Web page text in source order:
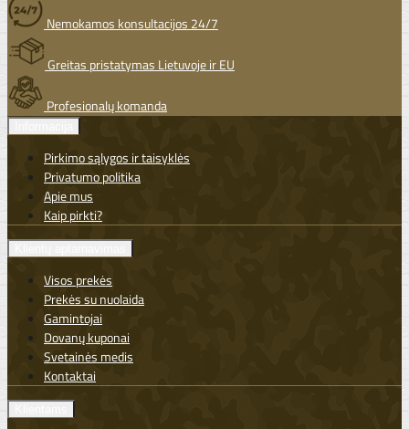
Nemokamos konsultacijos 24/7
Greitas pristatymas Lietuvoje ir EU
Profesionalų komanda
Pirkimo sąlygos ir taisyklės
Privatumo politika
Apie mus
Kaip pirkti?
Visos prekės
Prekės su nuolaida
Gamintojai
Dovanų kuponai
Svetainės medis
Kontaktai